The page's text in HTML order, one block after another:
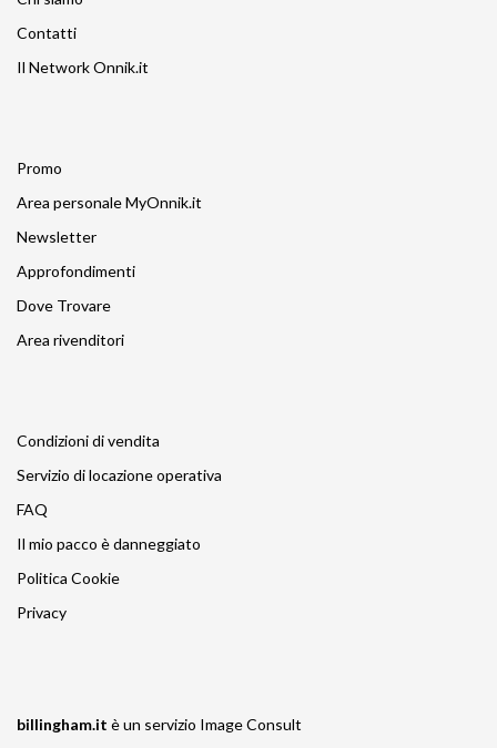
Contatti
Il Network Onnik.it
Promo
Area personale MyOnnik.it
Newsletter
Approfondimenti
Dove Trovare
Area rivenditori
Condizioni di vendita
Servizio di locazione operativa
FAQ
Il mio pacco è danneggiato
Politica Cookie
Privacy
billingham.it è un servizio Image Consult